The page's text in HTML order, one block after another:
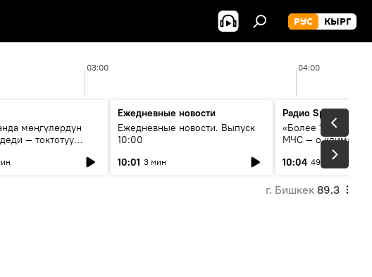
РУС КЫРГ
03:00 04:00
мөңгүлөрдүн
— токтотуу
Ежедневные новости
Ежедневные новости. Выпуск
10:00
10:01 3 мин
Радио Sputnik
«Более 1200 сёл в
МЧС — о климате,
системе
населения
10:04 49 мин
г. Бишкек 89.3